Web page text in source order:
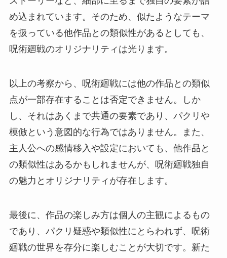
め込まれています。そのため、似たようなテーマ
を扱っている他作品との類似性があるとしても、
呪術廻戦のオリジナリティは光ります。
以上の考察から、呪術廻戦には他の作品との類似
点が一部存在することは否定できません。しか
し、それはあくまで共通の要素であり、パクリや
模倣という意図的な行為ではありません。また、
主人公への感情移入や設定においても、他作品と
の類似性はあるかもしれませんが、呪術廻戦独自
の魅力とオリジナリティが存在します。
最後に、作品の楽しみ方は個人の主観によるもの
であり、パクリ疑惑や類似性にとらわれず、呪術
廻戦の世界を存分に楽しむことが大切です。新た